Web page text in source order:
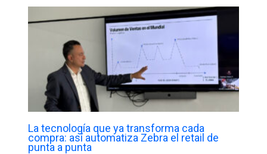
La tecnología que ya transforma cada
compra: así automatiza Zebra el retail de
punta a punta